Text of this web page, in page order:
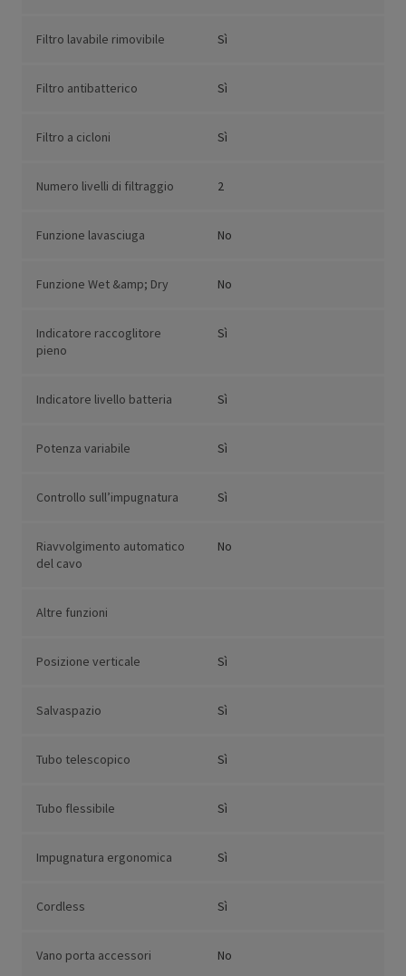
Filtro lavabile rimovibile Sì
Filtro antibatterico Sì
Filtro a cicloni Sì
Numero livelli di filtraggio 2
Funzione lavasciuga No
Funzione Wet &amp; Dry No
Indicatore raccoglitore
pieno
Sì
Indicatore livello batteria Sì
Potenza variabile Sì
Controllo sull’impugnatura Sì
Riavvolgimento automatico
del cavo
No
Altre funzioni
Posizione verticale Sì
Salvaspazio Sì
Tubo telescopico Sì
Tubo flessibile Sì
Impugnatura ergonomica Sì
Cordless Sì
Vano porta accessori No